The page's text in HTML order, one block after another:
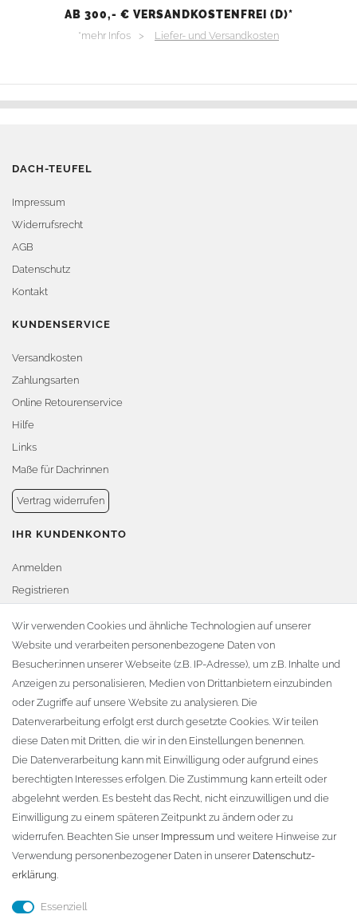
AB 300,- € VERSANDKOSTENFREI (D)*
*mehr Infos > Liefer- und Versandkosten
DACH-TEUFEL
Impressum
Widerrufsrecht
AGB
Datenschutz
Kontakt
KUNDENSERVICE
Versandkosten
Zahlungsarten
Online Retourenservice
Hilfe
Links
Maße für Dachrinnen
Vertrag widerrufen
IHR KUNDENKONTO
Anmelden
Registrieren
Warenkorb
Zur Kasse
KONTAKT
Fa. Steffen Jost
Söbrigener Weg 50
D-01796 Pirna
Telefon:+49 (0)3501 507295
info@dach-teufel.de
Wir verwenden Cookies und ähnliche Technologien auf unserer
Website und verarbeiten personenbezogene Daten von
Besucher:innen unserer Webseite (z.B. IP-Adresse), um z.B. Inhalte und
Anzeigen zu personalisieren, Medien von Drittanbietern einzubinden
oder Zugriffe auf unsere Website zu analysieren. Die
Datenverarbeitung erfolgt erst durch gesetzte Cookies. Wir teilen
diese Daten mit Dritten, die wir in den Einstellungen benennen.
Die Datenverarbeitung kann mit Einwilligung oder aufgrund eines
berechtigten Interesses erfolgen. Die Zustimmung kann erteilt oder
abgelehnt werden. Es besteht das Recht, nicht einzuwilligen und die
Einwilligung zu einem späteren Zeitpunkt zu ändern oder zu
widerrufen. Beachten Sie unser Impressum und weitere Hinweise zur
Verwendung personenbezogener Daten in unserer Daten­schutz­
erklärung.
Essenziell